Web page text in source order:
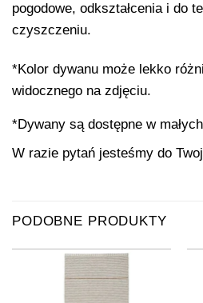
pogodowe, odkształcenia i do
czyszczeniu.
*Kolor dywanu może lekko
widocznego na zdjęciu.
*Dywany są dostępne w
W razie pytań jesteśmy do
PODOBNE PRODUKTY